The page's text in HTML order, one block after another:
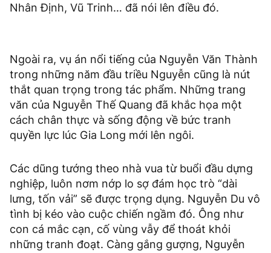
Nhân Định, Vũ Trinh… đã nói lên điều đó.
Ngoài ra, vụ án nổi tiếng của Nguyễn Văn Thành
trong những năm đầu triều Nguyễn cũng là nút
thắt quan trọng trong tác phẩm. Những trang
văn của Nguyễn Thế Quang đã khắc họa một
cách chân thực và sống động về bức tranh
quyền lực lúc Gia Long mới lên ngôi.
Các dũng tướng theo nhà vua từ buổi đầu dựng
nghiệp, luôn nơm nớp lo sợ đám học trò “dài
lưng, tốn vải” sẽ được trọng dụng. Nguyễn Du vô
tình bị kéo vào cuộc chiến ngầm đó. Ông như
con cá mắc cạn, cố vùng vẫy để thoát khỏi
những tranh đoạt. Càng gắng gượng, Nguyễn